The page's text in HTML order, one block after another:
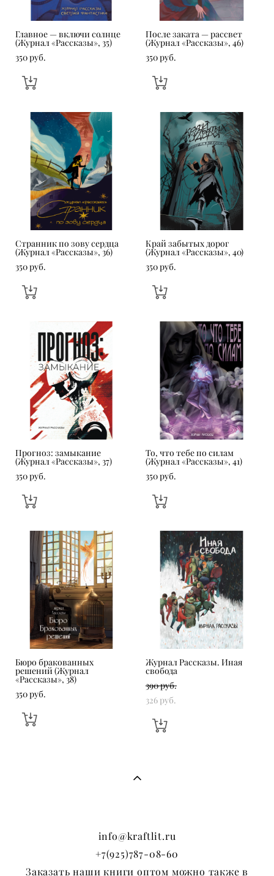
Главное — включи солнце
(Журнал «Рассказы», 35)
350 pуб.
После заката — рассвет
(Журнал «Рассказы», 46)
350 pуб.
Странник по зову сердца
(Журнал «Рассказы», 36)
350 pуб.
Край забытых дорог
(Журнал «Рассказы», 40)
350 pуб.
Прогноз: замыкание
(Журнал «Рассказы», 37)
350 pуб.
То, что тебе по силам
(Журнал «Рассказы», 41)
350 pуб.
Бюро бракованных
решений (Журнал
«Рассказы», 38)
350 pуб.
Журнал Рассказы. Иная
свобода
390 pуб.
326 pуб.
info@kraftlit.ru
+7(925)787-08-60
Заказать наши книги оптом можно также в